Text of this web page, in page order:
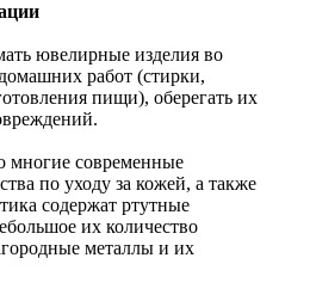
ювелирные изделия во
работ (стирки,
пищи), оберегать их
многие современные
по уходу за кожей, а также
содержат ртутные
их количество
металлы и их